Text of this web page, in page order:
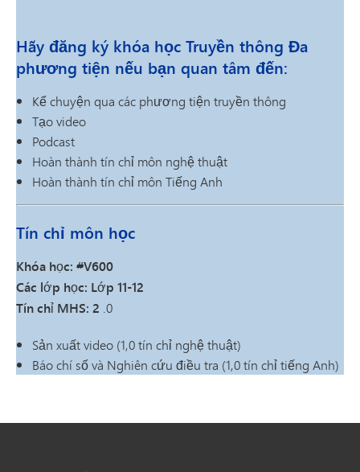
Hãy đăng ký khóa học Truyền thông Đa
phương tiện nếu bạn quan tâm đến:
Kể chuyện qua các phương tiện truyền thông
Tạo video
Podcast
Hoàn thành tín chỉ môn nghệ thuật
Hoàn thành tín chỉ môn Tiếng Anh
Tín chỉ môn học
Khóa học: #V600
Các lớp học: Lớp 11-12
Tín chỉ MHS: 2 .0
Sản xuất video (1,0 tín chỉ nghệ thuật)
Báo chí số và Nghiên cứu điều tra (1,0 tín chỉ tiếng Anh)